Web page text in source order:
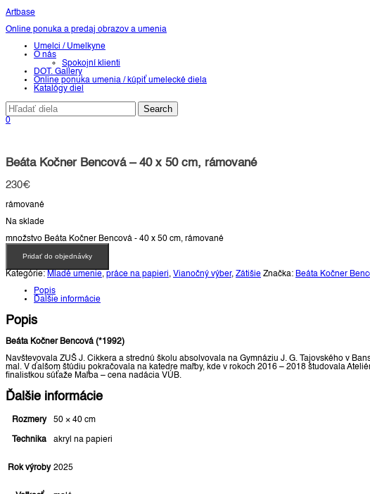
Artbase
Online ponuka a predaj obrazov a umenia
Toggle
navigation
Umelci / Umelkyne
O nás
Spokojní klienti
DOT. Gallery
Online ponuka umenia / kúpiť umelecké diela
Katalógy diel
0
Beáta Kočner Bencová – 40 x 50 cm, rámované
230€
rámované
Na sklade
množstvo Beáta Kočner Bencová - 40 x 50 cm, rámované
Pridať do objednávky
Kategórie: Mladé umenie, práce na papieri, Vianočný výber, Zátišie Značka: Beáta Kočner
Popis
Ďalšie informácie
Popis
Beáta Kočner Bencová (*1992)
Navštevovala ZUŠ J. Cikkera a strednú školu absolvovala na Gymnáziu J. G. Tajovského v
mal. V ďalšom štúdiu pokračovala na katedre maľby, kde v rokoch 2016 – 2018 študovala
finalistkou súťaže Maľba – cena nadácia VÚB.
Ďalšie informácie
Rozmery 50 × 40 cm
Technika akryl na papieri
Rok výroby 2025